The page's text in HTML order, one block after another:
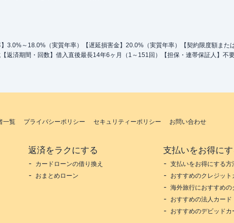
～18.0%（実質年率）【遅延損害金】20.0%（実質年率）【契約限度額また
返済期間・回数】借入直後最長14年6ヶ月（1～151回）【担保・連帯保証人】不
一覧 プライバシーポリシー セキュリティーポリシー お問い合わせ
返済をラクにする
カードローンの借り換え
おまとめローン
支払いをお得にす
支払いをお得にする方
おすすめのクレジット
海外旅行におすすめの
おすすめの法人カード
おすすめのデビッドカ